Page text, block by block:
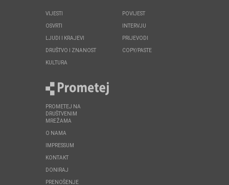
VIJESTI
OSVRTI
LJUDI I KRAJEVI
DRUŠTVO I ZNANOST
KULTURA
POVIJEST
INTERVJU
PRIJEVODI
COPY/PASTE
PROMETEJ NA
DRUŠTVENIM
MREŽAMA
O NAMA
IMPRESSUM
KONTAKT
DONIRAJ
PRENOŠENJE